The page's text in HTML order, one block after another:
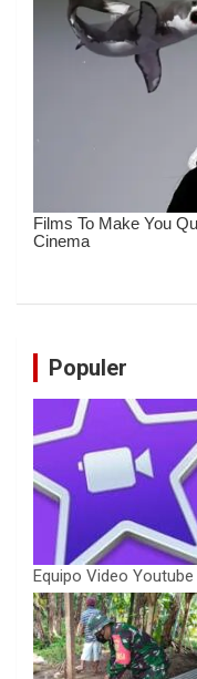
Populer
Equipo Video Youtube